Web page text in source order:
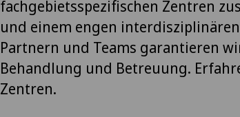
fachgebietsspezifischen Zentren
und einem engen
Partnern und Teams garantieren
Behandlung und Betreuung.
Zentren.